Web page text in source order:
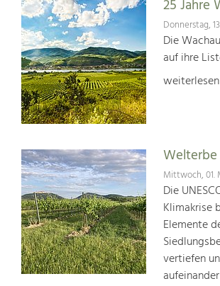
25 Jahre
Donnerstag,
Die
auf ihre
Welterbe
Mittwoch, 01.
Die
Klimakrise
Elemente
vertiefen